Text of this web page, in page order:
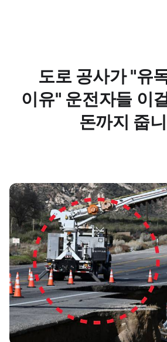
도로 공사가 "유
이유" 운전자들 이
돈까지 줍